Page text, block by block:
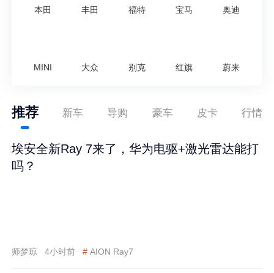
本田 丰田 福特 宝马 奥迪
MINI 大众 别克 红旗 蔚来
推荐 新车 导购 豪车 皮卡 行情
埃安全新Ray 7来了，华为电驱+激光雷达能打
吗？
师梦琼 4小时前 # AION Ray7